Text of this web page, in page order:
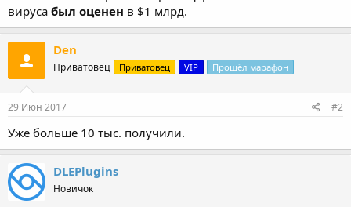
вируса был оценен в $1 млрд.
Den
Приватовец Приватовец VIP Прошёл марафон
29 Июн 2017 #2
Уже больше 10 тыс. получили.
DLEPlugins
Новичок